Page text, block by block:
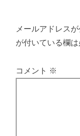
メールアドレス
が付いている欄
コメント ※